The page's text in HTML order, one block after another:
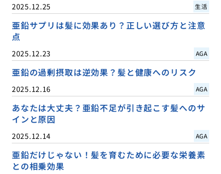
2025.12.25 生活
亜鉛サプリは髪に効果あり？正しい選び方と注意
点
2025.12.23 AGA
亜鉛の過剰摂取は逆効果？髪と健康へのリスク
2025.12.16 AGA
あなたは大丈夫？亜鉛不足が引き起こす髪へのサ
インと原因
2025.12.14 AGA
亜鉛だけじゃない！髪を育むために必要な栄養素
との相乗効果